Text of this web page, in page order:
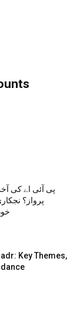
پی آئی اے کی
پرواز؟
Key Themes,